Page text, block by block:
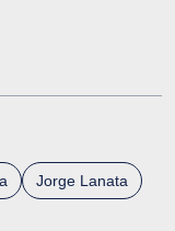
Jorge Lanata